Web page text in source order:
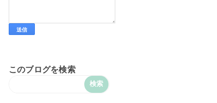
このブログを検索